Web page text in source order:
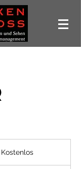
Kostenlos